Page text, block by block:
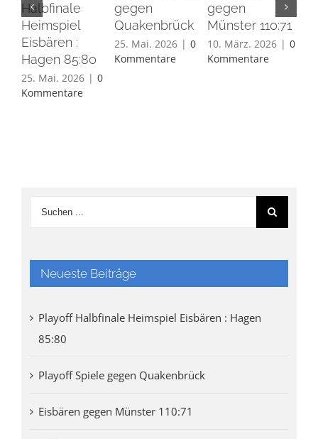
Halbfinale
Heimspiel
Eisbären :
Hagen 85:80
25. Mai. 2026 | 0
Kommentare
gegen
Quakenbrück
25. Mai. 2026 | 0
Kommentare
gegen
Münster 110:71
10. März. 2026 | 0
Kommentare
Neueste Beiträge
Playoff Halbfinale Heimspiel Eisbären : Hagen
85:80
Playoff Spiele gegen Quakenbrück
Eisbären gegen Münster 110:71